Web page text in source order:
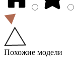
Похожие модели